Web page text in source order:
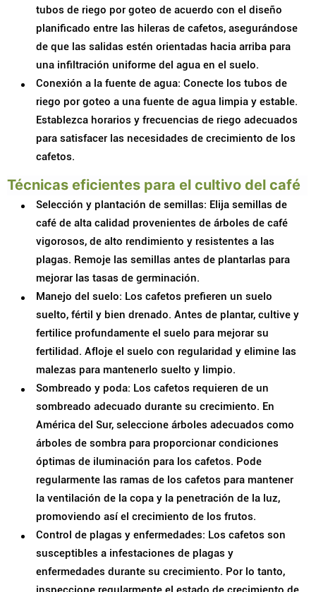
tubos de riego por goteo de acuerdo con el diseño
planificado entre las hileras de cafetos, asegurándose
de que las salidas estén orientadas hacia arriba para
una infiltración uniforme del agua en el suelo.
Conexión a la fuente de agua: Conecte los tubos de
riego por goteo a una fuente de agua limpia y estable.
Establezca horarios y frecuencias de riego adecuados
para satisfacer las necesidades de crecimiento de los
cafetos.
Técnicas eficientes para el cultivo del café
Selección y plantación de semillas: Elija semillas de
café de alta calidad provenientes de árboles de café
vigorosos, de alto rendimiento y resistentes a las
plagas. Remoje las semillas antes de plantarlas para
mejorar las tasas de germinación.
Manejo del suelo: Los cafetos prefieren un suelo
suelto, fértil y bien drenado. Antes de plantar, cultive y
fertilice profundamente el suelo para mejorar su
fertilidad. Afloje el suelo con regularidad y elimine las
malezas para mantenerlo suelto y limpio.
Sombreado y poda: Los cafetos requieren de un
sombreado adecuado durante su crecimiento. En
América del Sur, seleccione árboles adecuados como
árboles de sombra para proporcionar condiciones
óptimas de iluminación para los cafetos. Pode
regularmente las ramas de los cafetos para mantener
la ventilación de la copa y la penetración de la luz,
promoviendo así el crecimiento de los frutos.
Control de plagas y enfermedades: Los cafetos son
susceptibles a infestaciones de plagas y
enfermedades durante su crecimiento. Por lo tanto,